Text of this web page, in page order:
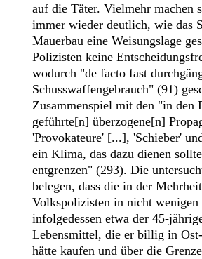
auf die Täter. Vielmehr machen
immer wieder deutlich, wie das
Mauerbau eine Weisungslage
Polizisten keine
wodurch "de facto fast
Schusswaffengebrauch" (91)
Zusammenspiel mit den "in den
geführte[n] überzogene[n]
'Provokateure' [...], 'Schieber'
ein Klima, das dazu dienen
entgrenzen" (293). Die
belegen, dass die in der
Volkspolizisten in nicht wenigen
infolgedessen etwa der 45-
Lebensmittel, die er billig in
hätte kaufen und über die